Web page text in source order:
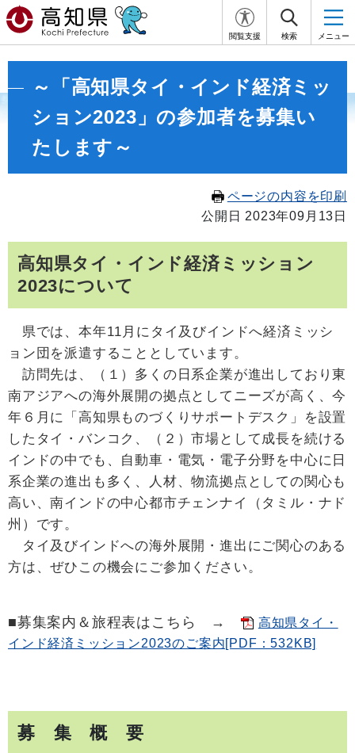
閲覧支援 検索 メニュー
～「高知県タイ・インド経済ミッ
ション2023」の参加者を募集い
たします～
ページの内容を印刷
公開日 2023年09月13日
高知県タイ・インド経済ミッション
2023について
県では、本年11月にタイ及びインドへ経済ミッシ
ョン団を派遣することとしています。
訪問先は、（１）多くの日系企業が進出しており東
南アジアへの海外展開の拠点としてニーズが高く、今
年６月に「高知県ものづくりサポートデスク」を設置
したタイ・バンコク、（２）市場として成長を続ける
インドの中でも、自動車・電気・電子分野を中心に日
系企業の進出も多く、人材、物流拠点としての関心も
高い、南インドの中心都市チェンナイ（タミル・ナド
州）です。
タイ及びインドへの海外展開・進出にご関心のある
方は、ぜひこの機会にご参加ください。
■募集案内＆旅程表はこちら →
高知県タイ・
インド経済ミッション2023のご案内[PDF：532KB]
募 集 概 要